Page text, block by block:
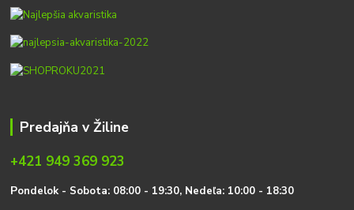
Predajňa v Žiline
+421 949 369 923
Pondelok - Sobota: 08:00 - 19:30, Nedeľa: 10:00 - 18:30